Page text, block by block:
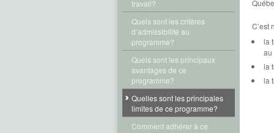
travail?
Quels sont les critères
d’admissibilité au
programme?
Quels sont les principaux
avantages de ce
programme?
Quelles sont les principales
limites de ce programme?
Comment adhérer à ce
C’est
la
au
la
la